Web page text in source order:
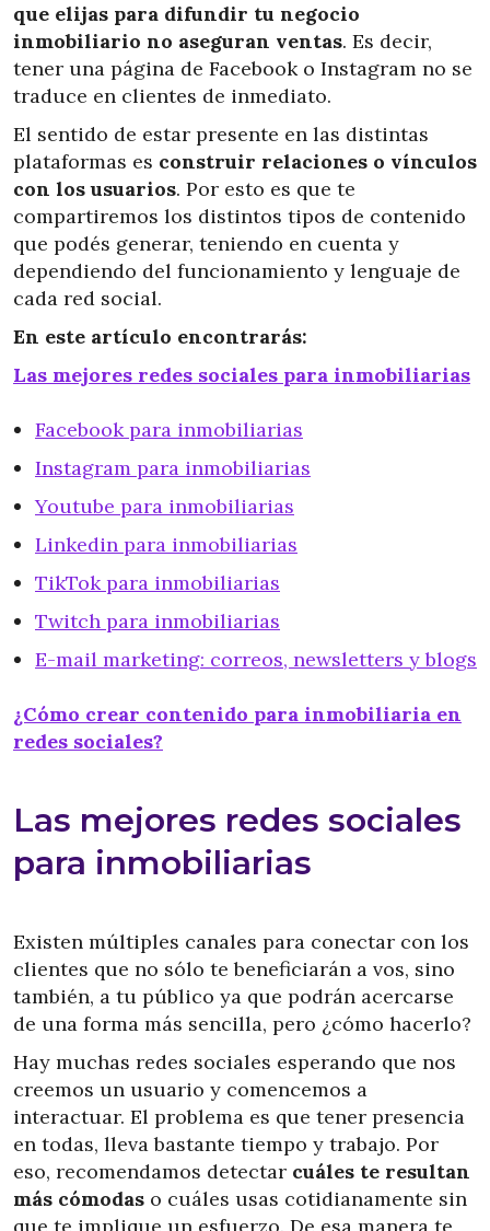
que elijas para difundir tu negocio
inmobiliario no aseguran ventas. Es decir,
tener una página de Facebook o Instagram no se
traduce en clientes de inmediato.
El sentido de estar presente en las distintas
plataformas es construir relaciones o vínculos
con los usuarios. Por esto es que te
compartiremos los distintos tipos de contenido
que podés generar, teniendo en cuenta y
dependiendo del funcionamiento y lenguaje de
cada red social.
En este artículo encontrarás:
Las mejores redes sociales para inmobiliarias
Facebook para inmobiliarias
Instagram para inmobiliarias
Youtube para inmobiliarias
Linkedin para inmobiliarias
TikTok para inmobiliarias
Twitch para inmobiliarias
E-mail marketing: correos, newsletters y blogs
¿Cómo crear contenido para inmobiliaria en
redes sociales?
Las mejores redes sociales
para inmobiliarias
Existen múltiples canales para conectar con los
clientes que no sólo te beneficiarán a vos, sino
también, a tu público ya que podrán acercarse
de una forma más sencilla, pero ¿cómo hacerlo?
Hay muchas redes sociales esperando que nos
creemos un usuario y comencemos a
interactuar. El problema es que tener presencia
en todas, lleva bastante tiempo y trabajo. Por
eso, recomendamos detectar cuáles te resultan
más cómodas o cuáles usas cotidianamente sin